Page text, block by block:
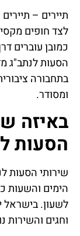
תיירים –
לצד חופים
כמובן עוברים
הסעות לנתב"ג
בתחבורה
ומסודר.
באיזה
הסעות
שירותי הסעות
הימים והשעות
לשעון. בישראל
וחגים והשירות